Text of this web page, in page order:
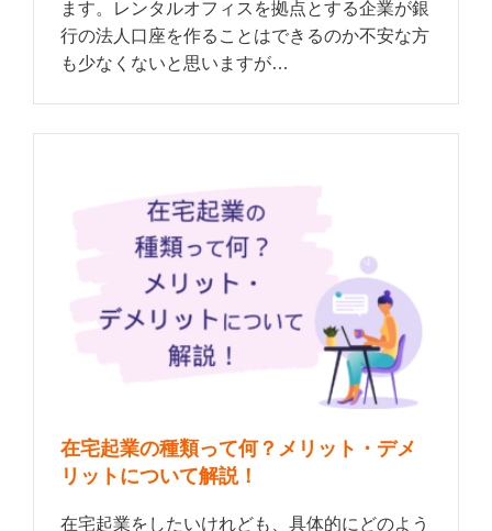
ます。レンタルオフィスを拠点とする企業が銀
行の法人口座を作ることはできるのか不安な方
も少なくないと思いますが…
在宅起業の種類って何？メリット・デメ
リットについて解説！
在宅起業をしたいけれども、具体的にどのよう